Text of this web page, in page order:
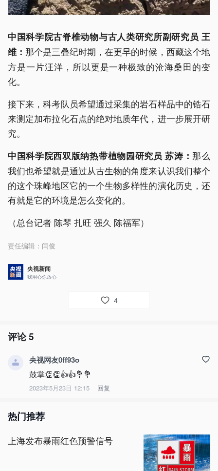
中国科学院古脊椎动物与古人类研究所副研究员 王
维：那个是三叠纪时期，在更早的时候，西藏这个地
方是一片汪洋，所以更是一种极致的沧海桑田的变
化。
接下来，科考队员希望通过采集的岩石样品中的锆石
来测定加布拉化石点的绝对地质年代，进一步展开研
究。
中国科学院西双版纳热带植物园研究员 苏涛：那么
我们也希望就是通过从古生物的角度来认识我们整个
的这个珠峰地区它的一个生物多样性的演化历史，还
有就是它的环境是怎么变化的。
（总台记者 陈琴 扎旺 强久 陈福军）
责任编辑： 闫俊
央视新闻
我用心你放心
4
评论5
央视网友0ff93o
鼓掌👏👏👍👍💐💐
2023年5月23日 12:15 回复
热门推荐
上海发布暴雨红色预警信号